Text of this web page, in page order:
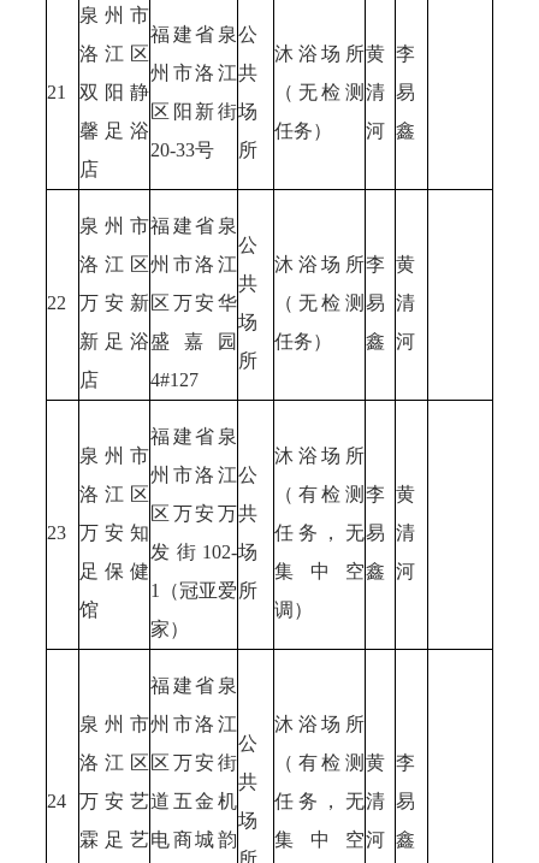
21
泉州市
洛江区
双阳静
馨足浴
店
福建省泉
州市洛江
区阳新街
20-33号
公
共
场
所
沐浴场所
（无检测
任务）
黄
清
河
李
易
鑫
22
泉州市
洛江区
万安新
新足浴
店
福建省泉
州市洛江
区万安华
盛嘉园
4#127
公
共
场
所
沐浴场所
（无检测
任务）
李
易
鑫
黄
清
河
23
泉州市
洛江区
万安知
足保健
馆
福建省泉
州市洛江
区万安万
发街102-
1（冠亚爱
家）
公
共
场
所
沐浴场所
（有检测
任务，无
集中空
调）
李
易
鑫
黄
清
河
24
泉州市
洛江区
万安艺
霖足艺
福建省泉
州市洛江
区万安街
道五金机
电商城韵
公
共
场
沐浴场所
（有检测
任务，无
集中空
黄
清
河
李
易
鑫